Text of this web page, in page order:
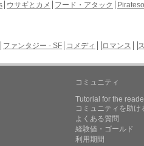
ウサギとカメ フード・アタック
ファンタジー - SF コメディ ロマンス
コミュニティ
Tutorial for the
コミュニティを助け
よくある質問
経験値・ゴールド
利用期間